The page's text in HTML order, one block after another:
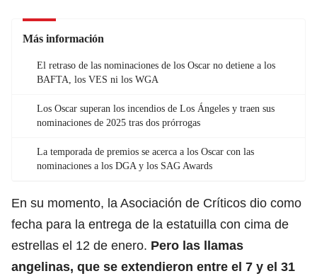
Más información
El retraso de las nominaciones de los Oscar no detiene a los
BAFTA, los VES ni los WGA
Los Oscar superan los incendios de Los Ángeles y traen sus
nominaciones de 2025 tras dos prórrogas
La temporada de premios se acerca a los Oscar con las
nominaciones a los DGA y los SAG Awards
En su momento, la Asociación de Críticos dio como
fecha para la entrega de la estatuilla con cima de
estrellas el 12 de enero. Pero las llamas
angelinas, que se extendieron entre el 7 y el 31